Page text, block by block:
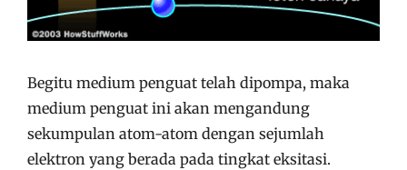
Begitu medium penguat telah dipompa, maka
medium penguat ini akan mengandung
sekumpulan atom-atom dengan sejumlah
elektron yang berada pada tingkat eksitasi.